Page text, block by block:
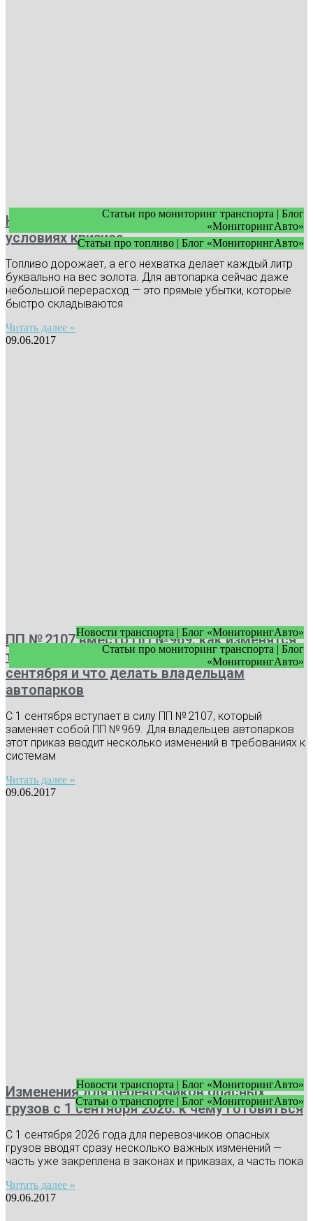
Статьи про мониторинг транспорта | Блог
«МониторингАвто»
Статьи про топливо | Блог «МониторингАвто»
Как экономить топливо в автопарке в
условиях кризиса
Топливо дорожает, а его нехватка делает каждый литр
буквально на вес золота. Для автопарка сейчас даже
небольшой перерасход — это прямые убытки, которые
быстро складываются
Читать далее »
09.06.2017
Новости транспорта | Блог «МониторингАвто»
Статьи про мониторинг транспорта | Блог
«МониторингАвто»
ПП № 2107 вместо ПП №969: как изменятся
требования к видеонаблюдению с 1
сентября и что делать владельцам
автопарков
С 1 сентября вступает в силу ПП № 2107, который
заменяет собой ПП № 969. Для владельцев автопарков
этот приказ вводит несколько изменений в требованиях к
системам
Читать далее »
09.06.2017
Новости транспорта | Блог «МониторингАвто»
Статьи о транспорте | Блог «МониторингАвто»
Изменения для перевозчиков опасных
грузов с 1 сентября 2026: к чему готовиться
С 1 сентября 2026 года для перевозчиков опасных
грузов вводят сразу несколько важных изменений —
часть уже закреплена в законах и приказах, а часть пока
Читать далее »
09.06.2017